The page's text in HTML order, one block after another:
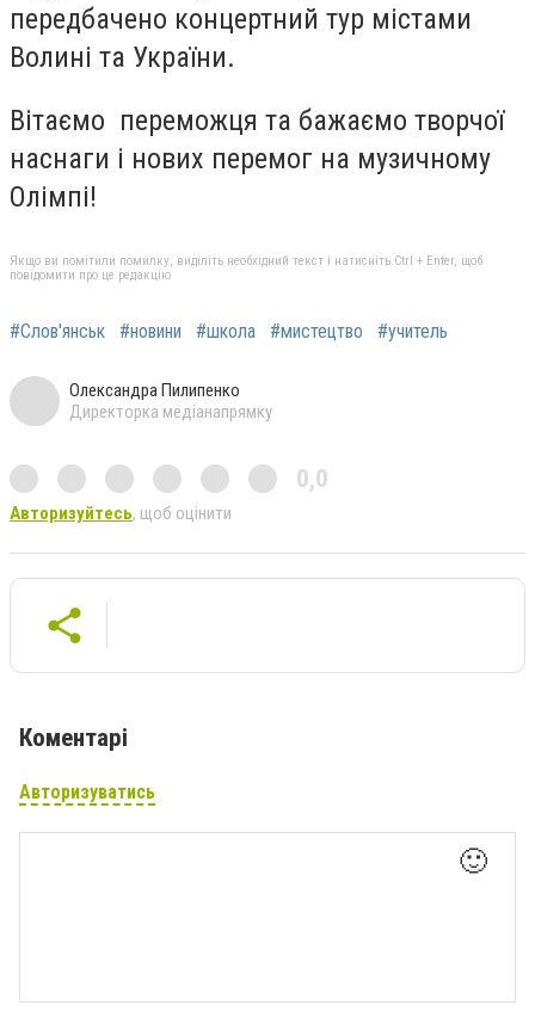
передбачено концертний тур містами
Волині та України.
Вітаємо переможця та бажаємо творчої
наснаги і нових перемог на музичному
Олімпі!
Якщо ви помітили помилку, виділіть необхідний текст і натисніть Ctrl + Enter, щоб
повідомити про це редакцію
#Слов'янськ #новини #школа #мистецтво #учитель
Олександра Пилипенко
Директорка медіанапрямку
0,0
Авторизуйтесь, щоб оцінити
Коментарі
Авторизуватись
🙂